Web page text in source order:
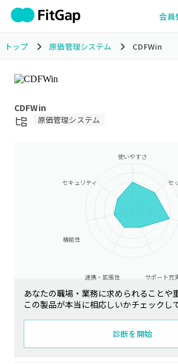
会員
トップ 原価管理システム CDFWin
CDFWin
原価管理システム
使いやすさ
セ
サポート充
連携・拡張性
機能性
セキュリティ
あなたの職場・業務に求められることや
この製品が本当に相応しいかチェックし
診断を開始